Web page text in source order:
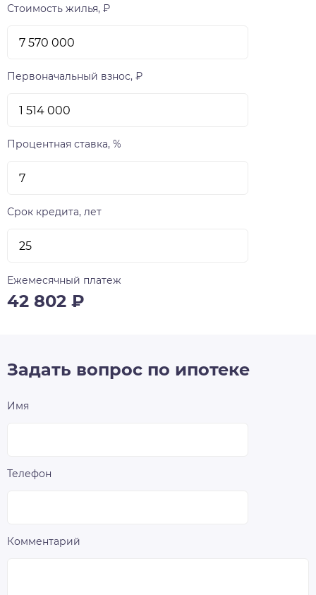
только как агент по недвижимости, но и как
о всех радостях загородной жизни, отвечу на
Стоимость жилья, ₽
Первоначальный взнос, ₽
Процентная ставка, %
Срок кредита, лет
Ежемесячный платеж
42 802 ₽
Задать вопрос по ипотеке
Имя
Телефон
Комментарий